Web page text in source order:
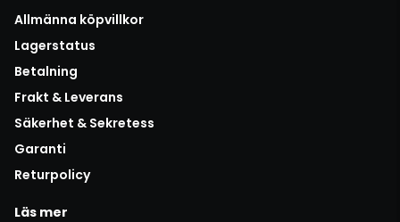
Allmänna köpvillkor
Lagerstatus
Betalning
Frakt & Leverans
Säkerhet & Sekretess
Garanti
Returpolicy
Läs mer